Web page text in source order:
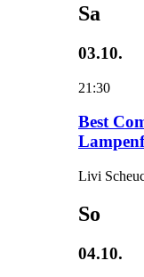
Sa
03.10.
21:30
Best
Livi
So
04.10.